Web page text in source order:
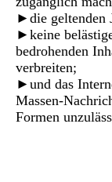
►die geltenden
►keine
bedrohenden
verbreiten;
►und das
Massen-
Formen